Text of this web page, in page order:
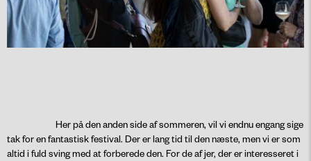
Her på den anden side af sommeren, vil vi endnu engang sige
tak for en fantastisk festival. Der er lang tid til den næste, men vi er som
altid i fuld sving med at forberede den. For de af jer, der er interesseret i